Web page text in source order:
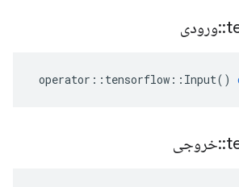
::ورودی
operator :: tensorflow :: Input()
::خروجی